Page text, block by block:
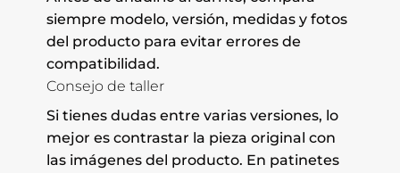
siempre modelo, versión, medidas y fotos
del producto para evitar errores de
compatibilidad.
Consejo de taller
Si tienes dudas entre varias versiones, lo
mejor es contrastar la pieza original con
las imágenes del producto. En patinetes